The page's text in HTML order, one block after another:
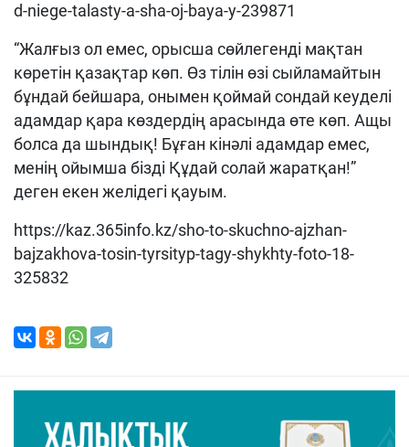
d-niege-talasty-a-sha-oj-baya-y-239871
“Жалғыз ол емес, орысша сөйлегенді мақтан
көретін қазақтар көп. Өз тілін өзі сыйламайтын
бұндай бейшара, онымен қоймай сондай кеуделі
адамдар қара көздердің арасында өте көп. Ащы
болса да шындық! Бұған кінәлі адамдар емес,
менің ойымша бізді Құдай солай жаратқан!”
деген екен желідегі қауым.
https://kaz.365info.kz/sho-to-skuchno-ajzhan-
bajzakhova-tosin-tyrsityp-tagy-shykhty-foto-18-
325832